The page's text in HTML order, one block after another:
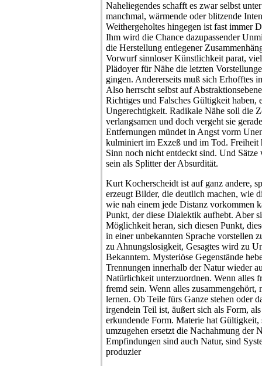
Naheliegendes schafft es zwar selbst
manchmal, wärmende oder blitzende
Weithergeholtes hingegen ist fast immer
Ihm wird die Chance dazupassender
die Herstellung entlegener
Vorwurf sinnloser Künstlichkeit parat,
Plädoyer für Nähe die letzten
gingen. Andererseits muß sich Erhofftes
Also herrscht selbst auf
Richtiges und Falsches Gültigkeit haben,
Ungerechtigkeit. Radikale Nähe soll die
verlangsamen und doch vergeht sie
Entfernungen mündet in Angst vorm
kulminiert im Exzeß und im Tod. Freiheit
Sinn noch nicht entdeckt sind. Und
sein als Splitter der Absurdität.
Kurt Kocherscheidt ist auf ganz andere,
erzeugt Bilder, die deutlich machen, wie
wie nah einem jede Distanz vorkommen
Punkt, der diese Dialektik aufhebt. Aber
Möglichkeit heran, sich diesen Punkt,
in einer unbekannten Sprache vorstellen
zu Ahnungslosigkeit, Gesagtes wird zu
Bekanntem. Mysteriöse Gegenstände
Trennungen innerhalb der Natur wieder
Natürlichkeit unterzuordnen. Wenn alles
fremd sein. Wenn alles zusammengehört,
lernen. Ob Teile fürs Ganze stehen oder
irgendein Teil ist, äußert sich als Form,
erkundende Form. Materie hat
umzugehen ersetzt die Nachahmung der
Empfindungen sind auch Natur, sind
produzier